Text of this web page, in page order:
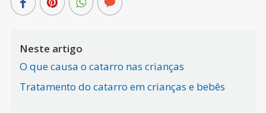
Neste artigo
O que causa o catarro nas crianças
Tratamento do catarro em crianças e bebês